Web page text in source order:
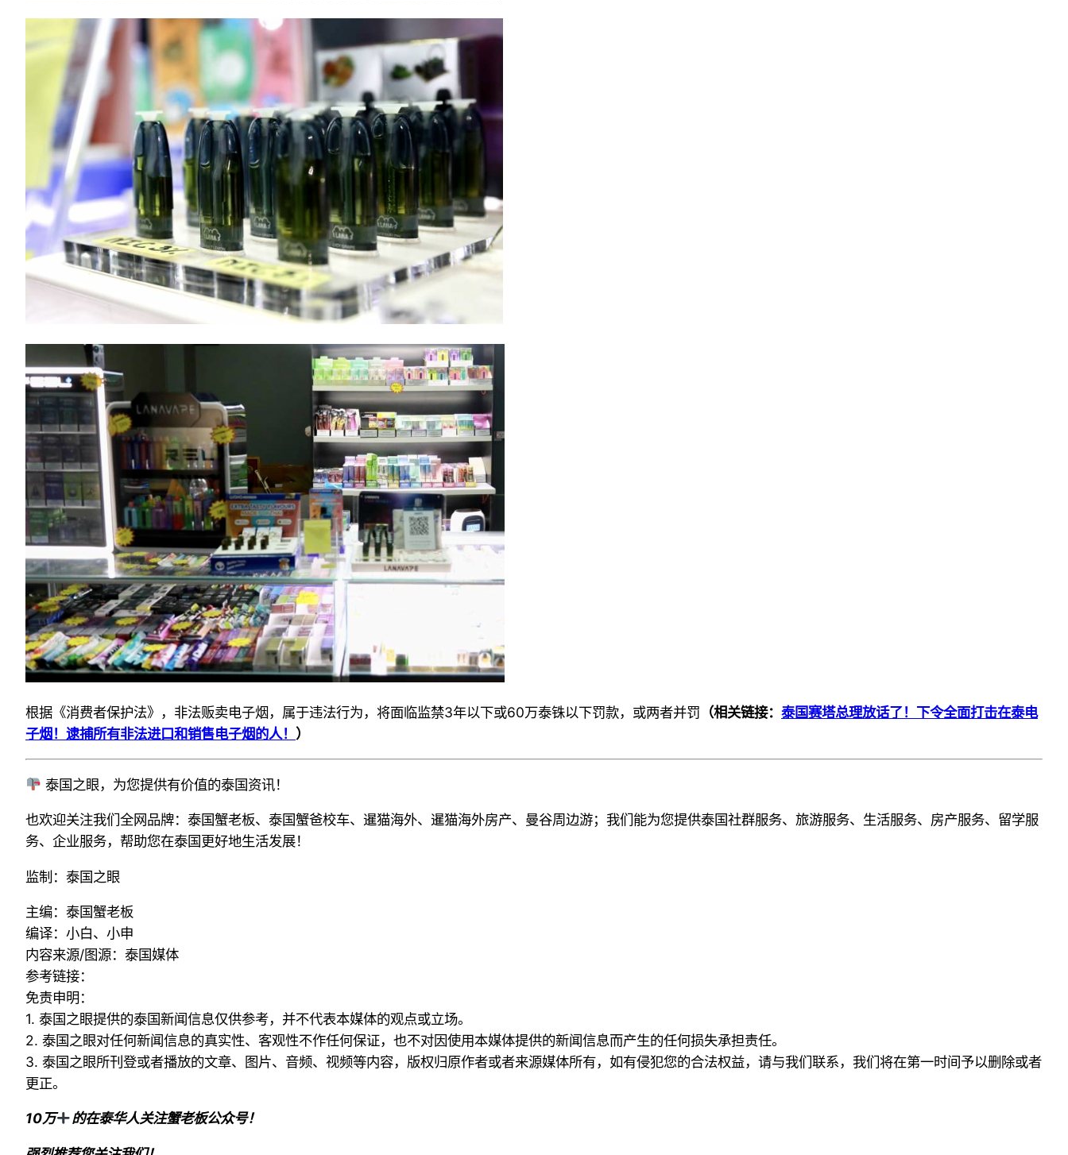
根据《消费者保护法》，非法贩卖电子烟，属于违法行为，将面临监禁3年以下或60万泰铢以下罚款，或两者并罚 （相关链接： 泰国赛塔总理放话了！下令全面打击在泰电
子烟！逮捕所有非法进口和销售电子烟的人！ ）
泰国之眼，为您提供有价值的泰国资讯！
也欢迎关注我们全网品牌：泰国蟹老板、泰国蟹爸校车、暹猫海外、暹猫海外房产、曼谷周边游； 我们能为您提供泰国社群服务、旅游服务、生活服务、房产服务、留学服
务、企业服务，帮助您在泰国更好地生活发展！
监制：泰国之眼
主编：泰国蟹老板
编译：小白、小申
内容来源/图源：泰国媒体
参考链接：
免责申明：
1. 泰国之眼提供的泰国新闻信息仅供参考，并不代表本媒体的观点或立场。
2. 泰国之眼对任何新闻信息的真实性、客观性不作任何保证，也不对因使用本媒体提供的新闻信息而产生的任何损失承担责任。
3. 泰国之眼所刊登或者播放的文章、图片、音频、视频等内容，版权归原作者或者来源媒体所有，如有侵犯您的合法权益，请与我们联系，我们将在第一时间予以删除或者
更正。
10万 的在泰华人关注蟹老板公众号！